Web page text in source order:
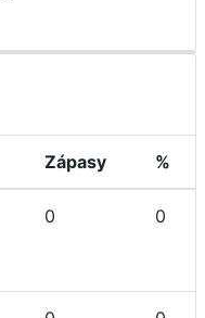
Zápasy %
0 0